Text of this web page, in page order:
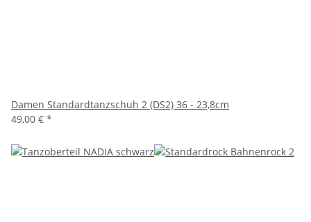
Damen Standardtanzschuh 2 (DS2) 36 - 23,8cm
49,00 € *